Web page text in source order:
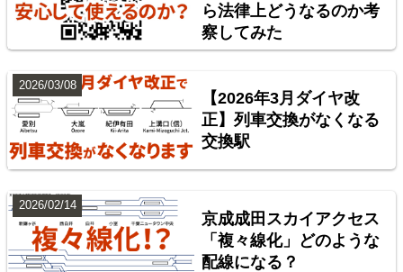
東北地方臨海鉄道配線略図 福島・仙台・秋田・八戸
臨海鉄道
ら法律上どうなるのか考
察してみた
【2026年3月ダイヤ改
正】列車交換がなくなる
交換駅
2026/03/08
京成成田スカイアクセス
「複々線化」どのような
配線になる？
2026/02/14